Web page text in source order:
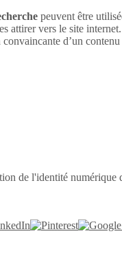
peuvent être
attirer vers le site
convaincante d’un
de l'identité numérique